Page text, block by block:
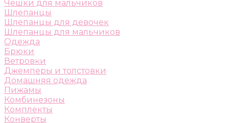
Чешки для мальчиков
Шлепанцы
Шлепанцы для девочек
Шлепанцы для мальчиков
Одежда
Брюки
Ветровки
Джемперы и толстовки
Домашняя одежда
Пижамы
Комбинезоны
Комплекты
Конверты